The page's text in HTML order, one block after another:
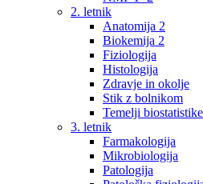
2. letnik
Anatomija 2
Biokemija 2
Fiziologija
Histologija
Zdravje in okolje
Stik z bolnikom
Temelji biostatistike
3. letnik
Farmakologija
Mikrobiologija
Patologija